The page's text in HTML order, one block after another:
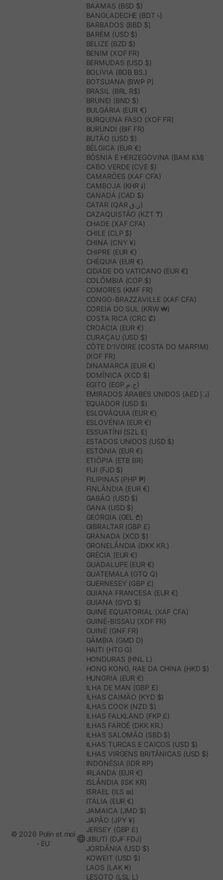
BAAMAS (BSD $)
BANGLADECHE (BDT ৳)
BARBADOS (BBD $)
BARÉM (USD $)
BELIZE (BZD $)
BENIM (XOF FR)
BERMUDAS (USD $)
BOLÍVIA (BOB BS.)
BOTSUANA (BWP P)
BRASIL (BRL R$)
BRUNEI (BND $)
BULGÁRIA (EUR €)
BURQUINA FASO (XOF FR)
BURUNDI (BIF FR)
BUTÃO (USD $)
BÉLGICA (EUR €)
BÓSNIA E HERZEGOVINA (BAM КМ)
CABO VERDE (CVE $)
CAMARÕES (XAF CFA)
CAMBOJA (KHR ៛)
CANADÁ (CAD $)
CATAR (QAR ر.ق)
CAZAQUISTÃO (KZT ₸)
CHADE (XAF CFA)
CHILE (CLP $)
CHINA (CNY ¥)
CHIPRE (EUR €)
CHÉQUIA (EUR €)
CIDADE DO VATICANO (EUR €)
COLÔMBIA (COP $)
COMORES (KMF FR)
CONGO-BRAZZAVILLE (XAF CFA)
COREIA DO SUL (KRW ₩)
COSTA RICA (CRC ₡)
CROÁCIA (EUR €)
CURAÇAU (USD $)
CÔTE D’IVOIRE (COSTA DO MARFIM)
(XOF FR)
DINAMARCA (EUR €)
DOMÍNICA (XCD $)
EGITO (EGP ج.م)
EMIRADOS ÁRABES UNIDOS (AED د.إ)
EQUADOR (USD $)
ESLOVÁQUIA (EUR €)
ESLOVÉNIA (EUR €)
ESSUATÍNI (SZL E)
ESTADOS UNIDOS (USD $)
ESTÓNIA (EUR €)
ETIÓPIA (ETB BR)
FIJI (FJD $)
FILIPINAS (PHP ₱)
FINLÂNDIA (EUR €)
GABÃO (USD $)
GANA (USD $)
GEÓRGIA (GEL ₾)
GIBRALTAR (GBP £)
GRANADA (XCD $)
GRONELÂNDIA (DKK KR.)
GRÉCIA (EUR €)
GUADALUPE (EUR €)
GUATEMALA (GTQ Q)
GUERNESEY (GBP £)
GUIANA FRANCESA (EUR €)
GUIANA (GYD $)
GUINÉ EQUATORIAL (XAF CFA)
GUINÉ-BISSAU (XOF FR)
GUINÉ (GNF FR)
GÂMBIA (GMD D)
HAITI (HTG G)
HONDURAS (HNL L)
HONG KONG, RAE DA CHINA (HKD $)
HUNGRIA (EUR €)
ILHA DE MAN (GBP £)
ILHAS CAIMÃO (KYD $)
ILHAS COOK (NZD $)
ILHAS FALKLAND (FKP £)
ILHAS FAROÉ (DKK KR.)
ILHAS SALOMÃO (SBD $)
ILHAS TURCAS E CAICOS (USD $)
ILHAS VIRGENS BRITÂNICAS (USD $)
INDONÉSIA (IDR RP)
IRLANDA (EUR €)
ISLÂNDIA (ISK KR)
ISRAEL (ILS ₪)
ITÁLIA (EUR €)
JAMAICA (JMD $)
JAPÃO (JPY ¥)
JERSEY (GBP £)
JIBUTI (DJF FDJ)
JORDÂNIA (USD $)
KOWEIT (USD $)
LAOS (LAK ₭)
LESOTO (LSL L)
© 2026 Polín et moi
- EU